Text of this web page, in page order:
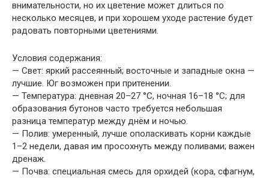
внимательности, но их цветение может длиться по
несколько месяцев, и при хорошем уходе растение будет
радовать повторными цветениями.
Условия содержания:
— Свет: яркий рассеянный; восточные и западные окна —
лучшие. Юг возможен при притенении.
— Температура: дневная 20–27 °C, ночная 16–18 °C; для
образования бутонов часто требуется небольшая
разница температур между днём и ночью.
— Полив: умеренный, лучше ополаскивать корни каждые
1–2 недели, давая им просохнуть между поливами; важен
дренаж.
— Почва: специальная смесь для орхидей (кора, сфагнум,